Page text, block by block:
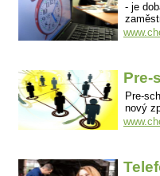
- je
Pre-
Pre-
nový